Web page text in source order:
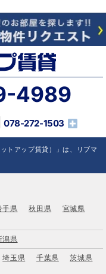
4989
078-272-1503
トアップ賃貸）」は、リブマ
手県 秋田県
宮城県
潟県
埼玉県 千葉県
茨城県